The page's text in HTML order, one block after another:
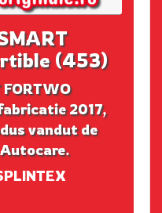
(453)
2017,
vandut de